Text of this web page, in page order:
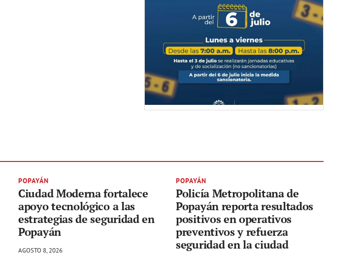
POPAYÁN
Ciudad Moderna fortalece
apoyo tecnológico a las
estrategias de seguridad en
Popayán
AGOSTO 8, 2026
POPAYÁN
Policía Metropolitana de
Popayán reporta resultados
positivos en operativos
preventivos y refuerza
seguridad en la ciudad